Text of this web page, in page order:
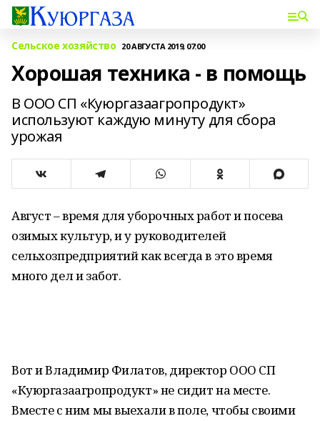
Сельское хозяйство 20 АВГУСТА 2019, 07:00
Хорошая техника - в помощь
В ООО СП «Куюргазаагропродукт»
используют каждую минуту для сбора
урожая
Август – время для уборочных работ и посева
озимых культур, и у руководителей
сельхозпредприятий как всегда в это время
много дел и забот.
Вот и Владимир Филатов, директор ООО СП
«Куюргазаагропродукт» не сидит на месте.
Вместе с ним мы выехали в поле, чтобы своими